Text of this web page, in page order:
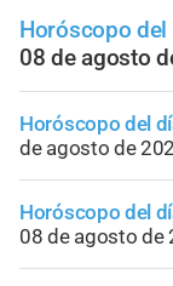
Horóscopo del
08 de agosto
Horóscopo del
de agosto de
Horóscopo del
08 de agosto de